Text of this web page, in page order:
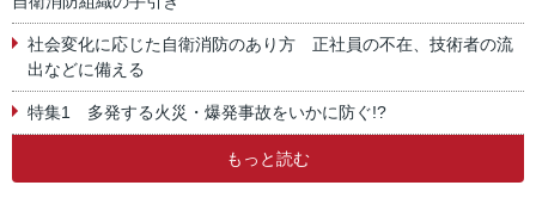
社会変化に応じた自衛消防のあり方 正社員の不在、技術者の流
出などに備える
特集1 多発する火災・爆発事故をいかに防ぐ!?
もっと読む